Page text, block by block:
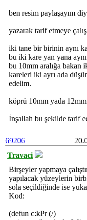
ben resim paylaşayım
yazarak tarif etmeye
iki tane bir birinin aynı
bu iki kare yan yana
bu 10mm aralığa bakan
kareleri iki ayrı ada
edelim.
köprü 10mm yada
İnşallah bu şekilde tarif
69206
Travaci
Birşeyler yapmaya
yapılacak yüzeylerin
sola seçildiğinde ise
Kod:
(defun c:kPr (/)